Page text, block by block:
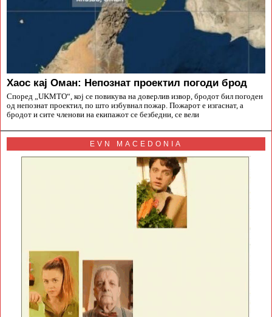
Хаос кај Оман: Непознат проектил погоди брод
Според „UKMTO“, кој се повикува на доверлив извор, бродот бил погоден
од непознат проектил, по што избувнал пожар. Пожарот е изгаснат, а
бродот и сите членови на екипажот се безбедни, се вели
EVN MACEDONIA